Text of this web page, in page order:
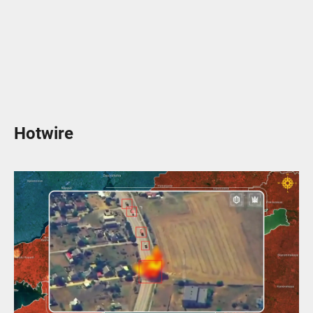
Hotwire